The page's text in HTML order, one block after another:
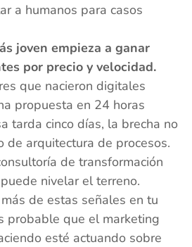
a humanos para casos
joven empieza a ganar
por precio y velocidad.
que nacieron digitales
propuesta en 24 horas
tarda cinco días, la brecha no
de arquitectura de procesos.
de transformación
nivelar el terreno.
de estas señales en tu
probable que el marketing
esté actuando sobre